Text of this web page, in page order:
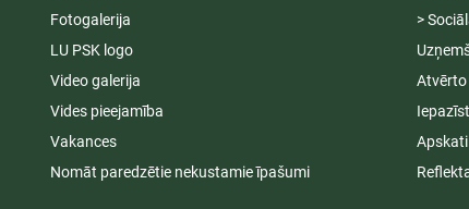
Fotogalerija
LU PSK logo
Video galerija
Vides pieejamība
Vakances
Nomāt paredzētie nekustamie īpašumi
>
Atvērto